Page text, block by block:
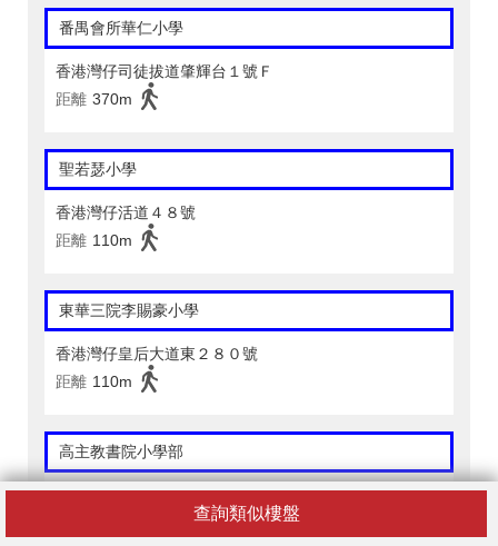
查詢類似樓盤
番禺會所華仁小學
香港灣仔司徒拔道肇輝台１號Ｆ
距離 370m
聖若瑟小學
香港灣仔活道４８號
距離 110m
東華三院李賜豪小學
香港灣仔皇后大道東２８０號
距離 110m
高主教書院小學部
香港灣仔司徒拔道肇輝臺１號Ｅ